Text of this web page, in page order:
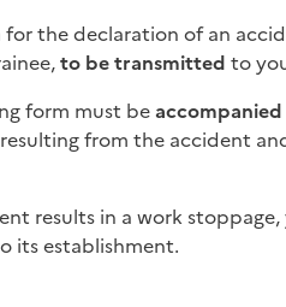
for the declaration of an
to be transmitted to
form must be
from the accident
results in a work
its establishment.